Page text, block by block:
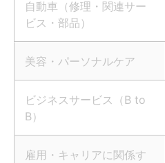
自動車（修理・関連サー
ビス・部品）
美容・パーソナルケア
ビジネスサービス（B to
B）
雇用・キャリアに関係す